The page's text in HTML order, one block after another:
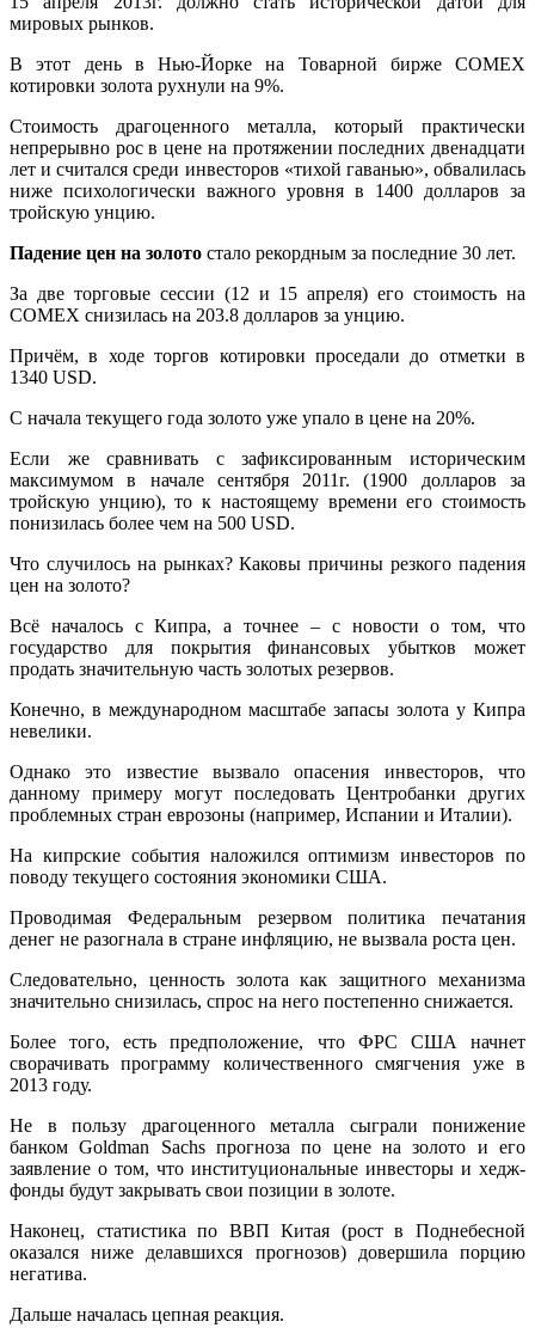
мировых рынков.
В этот день в Нью-Йорке на Товарной бирже COMEX
котировки золота рухнули на 9%.
Стоимость драгоценного металла, который практически
непрерывно рос в цене на протяжении последних двенадцати
лет и считался среди инвесторов «тихой гаванью», обвалилась
ниже психологически важного уровня в 1400 долларов за
тройскую унцию.
Падение цен на золото стало рекордным за последние 30 лет.
За две торговые сессии (12 и 15 апреля) его стоимость на
COMEX снизилась на 203.8 долларов за унцию.
Причём, в ходе торгов котировки проседали до отметки в
1340 USD.
С начала текущего года золото уже упало в цене на 20%.
Если же сравнивать с зафиксированным историческим
максимумом в начале сентября 2011г. (1900 долларов за
тройскую унцию), то к настоящему времени его стоимость
понизилась более чем на 500 USD.
Что случилось на рынках? Каковы причины резкого падения
цен на золото?
Всё началось с Кипра, а точнее – с новости о том, что
государство для покрытия финансовых убытков может
продать значительную часть золотых резервов.
Конечно, в международном масштабе запасы золота у Кипра
невелики.
Однако это известие вызвало опасения инвесторов, что
данному примеру могут последовать Центробанки других
проблемных стран еврозоны (например, Испании и Италии).
На кипрские события наложился оптимизм инвесторов по
поводу текущего состояния экономики США.
Проводимая Федеральным резервом политика печатания
денег не разогнала в стране инфляцию, не вызвала роста цен.
Следовательно, ценность золота как защитного механизма
значительно снизилась, спрос на него постепенно снижается.
Более того, есть предположение, что ФРС США начнет
сворачивать программу количественного смягчения уже в
2013 году.
Не в пользу драгоценного металла сыграли понижение
банком Goldman Sachs прогноза по цене на золото и его
заявление о том, что институциональные инвесторы и хедж-
фонды будут закрывать свои позиции в золоте.
Наконец, статистика по ВВП Китая (рост в Поднебесной
оказался ниже делавшихся прогнозов) довершила порцию
негатива.
Дальше началась цепная реакция.